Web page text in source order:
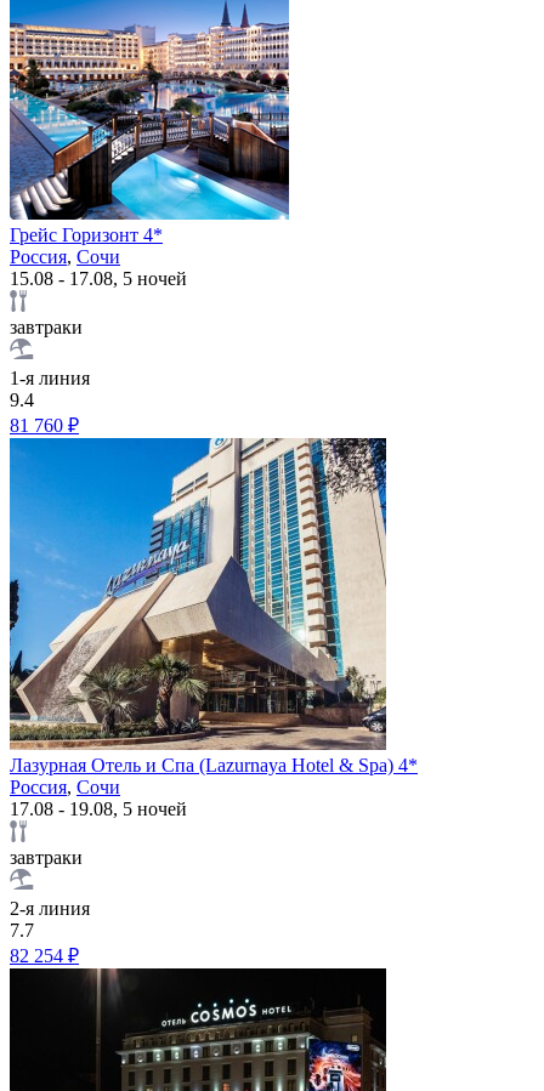
Грейс Горизонт 4*
Россия, Сочи
15.08 - 17.08, 5 ночей
завтраки
1-я линия
9.4
81 760 ₽
Лазурная Отель и Спа (Lazurnaya Hotel & Spa) 4*
Россия, Сочи
17.08 - 19.08, 5 ночей
завтраки
2-я линия
7.7
82 254 ₽